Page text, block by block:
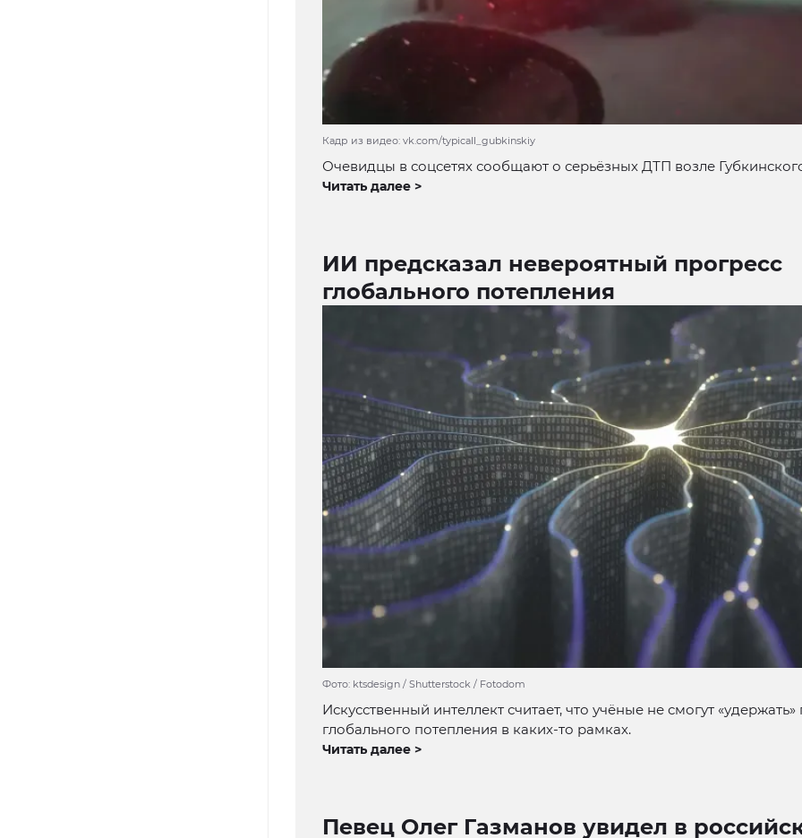
Кадр из видео: vk.com/typicall_gubkinskiy
Очевидцы в соцсетях сообщают о серьёзных ДТП возле
Читать далее >
ИИ предсказал невероятный прогресс
глобального потепления
Фото: ktsdesign / Shutterstock / Fotodom
Искусственный интеллект считает, что учёные не смогут
глобального потепления в каких-то рамках.
Читать далее >
Певец Олег Газманов увидел в